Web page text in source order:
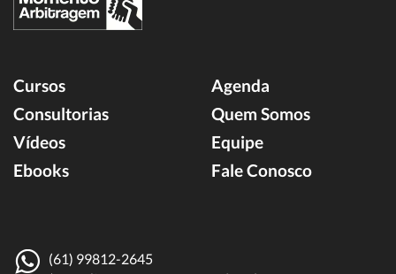
Cursos
Consultorias
Vídeos
Ebooks
Agenda
Quem Somos
Equipe
Fale Conosco
(61) 99812-2645